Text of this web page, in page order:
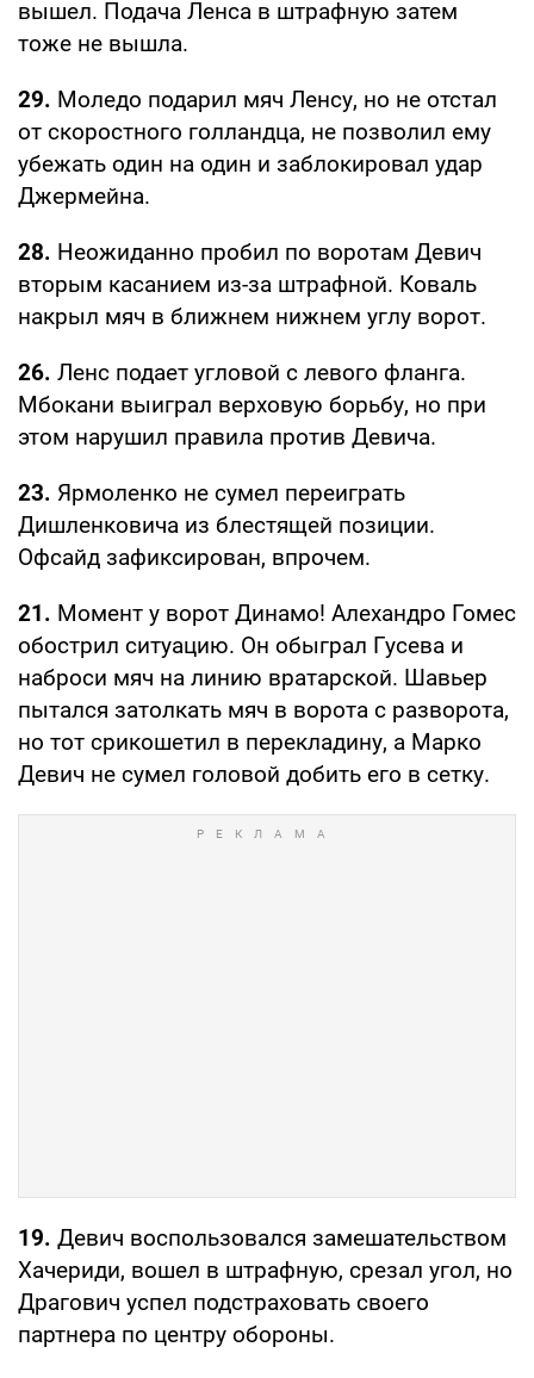
вышел. Подача Ленса в штрафную затем
тоже не вышла.
29. Моледо подарил мяч Ленсу, но не отстал
от скоростного голландца, не позволил ему
убежать один на один и заблокировал удар
Джермейна.
28. Неожиданно пробил по воротам Девич
вторым касанием из-за штрафной. Коваль
накрыл мяч в ближнем нижнем углу ворот.
26. Ленс подает угловой с левого фланга.
Мбокани выиграл верховую борьбу, но при
этом нарушил правила против Девича.
23. Ярмоленко не сумел переиграть
Дишленковича из блестящей позиции.
Офсайд зафиксирован, впрочем.
21. Момент у ворот Динамо! Алехандро Гомес
обострил ситуацию. Он обыграл Гусева и
наброси мяч на линию вратарской. Шавьер
пытался затолкать мяч в ворота с разворота,
но тот срикошетил в перекладину, а Марко
Девич не сумел головой добить его в сетку.
19. Девич воспользовался замешательством
Хачериди, вошел в штрафную, срезал угол, но
Драгович успел подстраховать своего
партнера по центру обороны.